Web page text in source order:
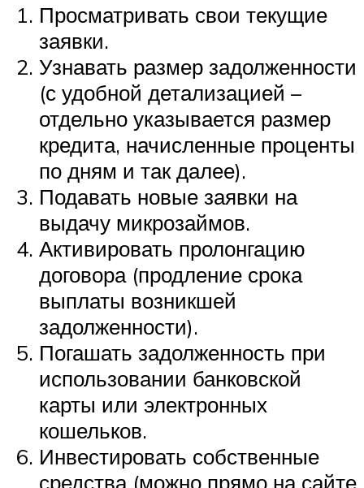
Просматривать свои текущие
заявки.
Узнавать размер задолженности
(с удобной детализацией –
отдельно указывается размер
кредита, начисленные проценты
по дням и так далее).
Подавать новые заявки на
выдачу микрозаймов.
Активировать пролонгацию
договора (продление срока
выплаты возникшей
задолженности).
Погашать задолженность при
использовании банковской
карты или электронных
кошельков.
Инвестировать собственные
средства (можно прямо на сайте